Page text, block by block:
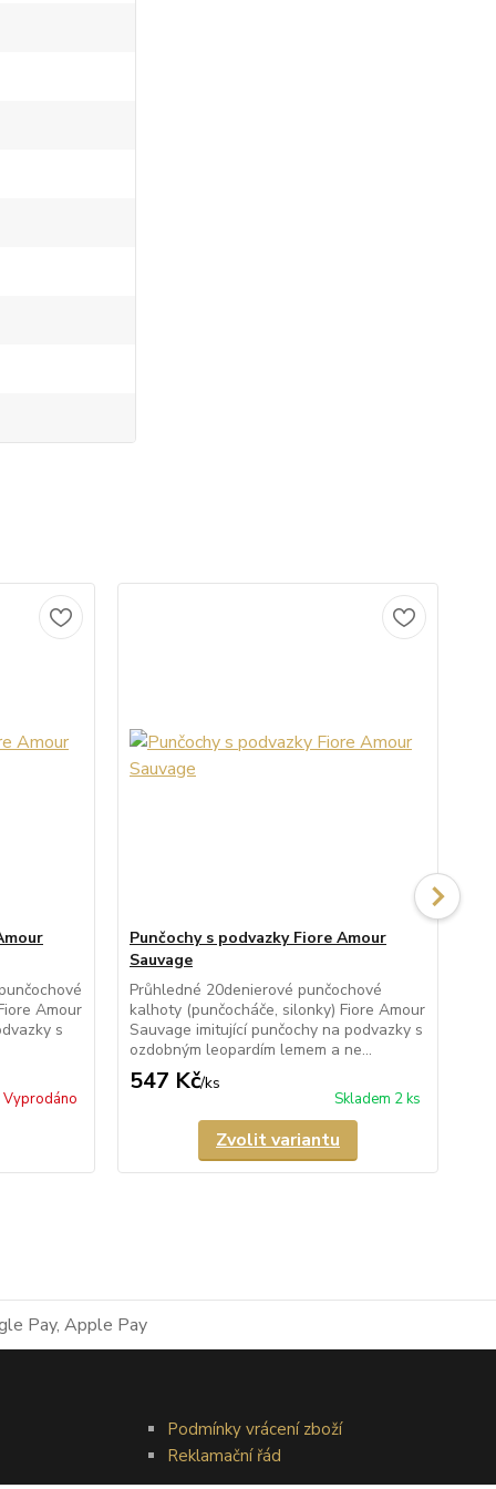
Amour
s
Vyprodáno
Punčochy s podvazky Fiore Amour
Sauvage
Průhledné 20denierové punčochové
kalhoty (punčocháče, silonky) Fiore Amour
Sauvage imitující punčochy na podvazky s
ozdobným leopardím lemem a ne...
547 Kč/ks
Skladem 2 ks
Zvolit variantu
Podmínky vrácení zboží
Reklamační řád